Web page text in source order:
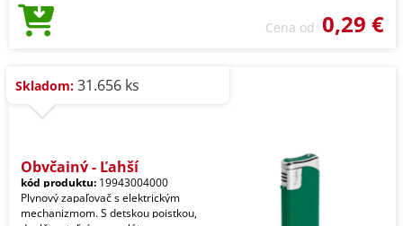
Cena od 0,29 €
Skladom: 31.656 ks
Obyčajný - Ľahší
kód produktu: 19943004000
Plynový zapaľovač s elektrickým
mechanizmom. S detskou poistkou,